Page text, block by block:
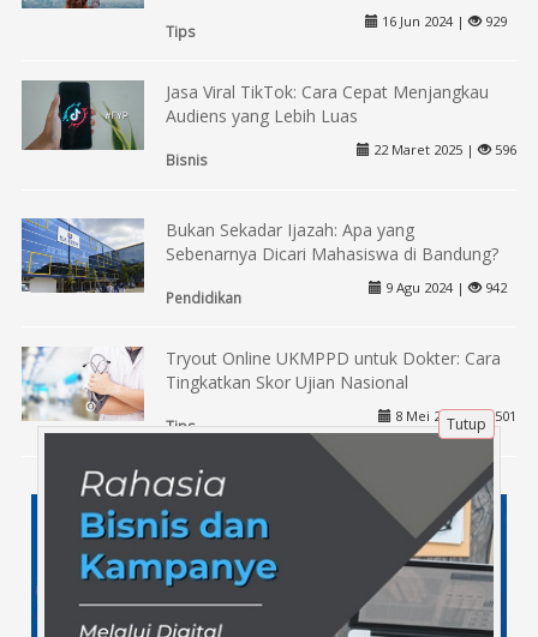
Tips
16 Jun 2024 | 929
Jasa Viral TikTok: Cara Cepat Menjangkau
Audiens yang Lebih Luas
Bisnis
22 Maret 2025 | 596
Bukan Sekadar Ijazah: Apa yang
Sebenarnya Dicari Mahasiswa di Bandung?
Pendidikan
9 Agu 2024 | 942
Tryout Online UKMPPD untuk Dokter: Cara
Tingkatkan Skor Ujian Nasional
Tips
8 Mei 2025 | 501
Tutup